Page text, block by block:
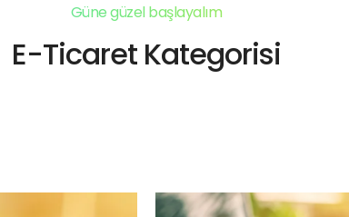
Güne güzel başlayalım
E-Ticaret Kategorisi